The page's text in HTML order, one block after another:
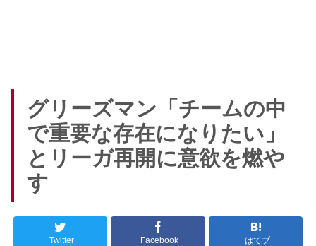
グリーズマン「チームの中
で重要な存在になりたい」
とリーガ再開に意欲を燃や
す
Twitter Facebook はてブ